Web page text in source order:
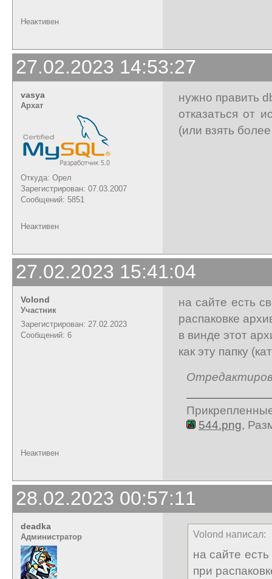
Неактивен
27.02.2023 14:53:27
vasya
Архат
Откуда: Орел
Зарегистрирован: 07.03.2007
Сообщений: 5851
нужно править
отказаться от
(или взять
Неактивен
27.02.2023 15:41:04
Volond
Участник
Зарегистрирован: 27.02.2023
Сообщений: 6
на сайте есть
распаковке
в винде этот
как эту папку
544.png,
Неактивен
28.02.2023 00:57:11
deadka
Администратор Volond написал:
на сайте
при